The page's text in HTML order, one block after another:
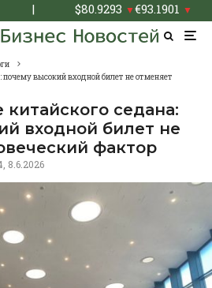
| $80.9293 ▼€93.1901 ▼
высокий входной билет не отменяет
седана:
входной билет не
фактор
8.6.2026